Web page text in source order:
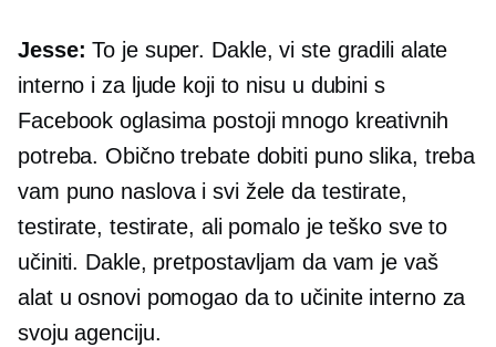
Jesse: To je super. Dakle, vi ste gradili alate
interno i za ljude koji to nisu u dubini s
Facebook oglasima postoji mnogo kreativnih
potreba. Obično trebate dobiti puno slika, treba
vam puno naslova i svi žele da testirate,
testirate, testirate, ali pomalo je teško sve to
učiniti. Dakle, pretpostavljam da vam je vaš
alat u osnovi pomogao da to učinite interno za
svoju agenciju.